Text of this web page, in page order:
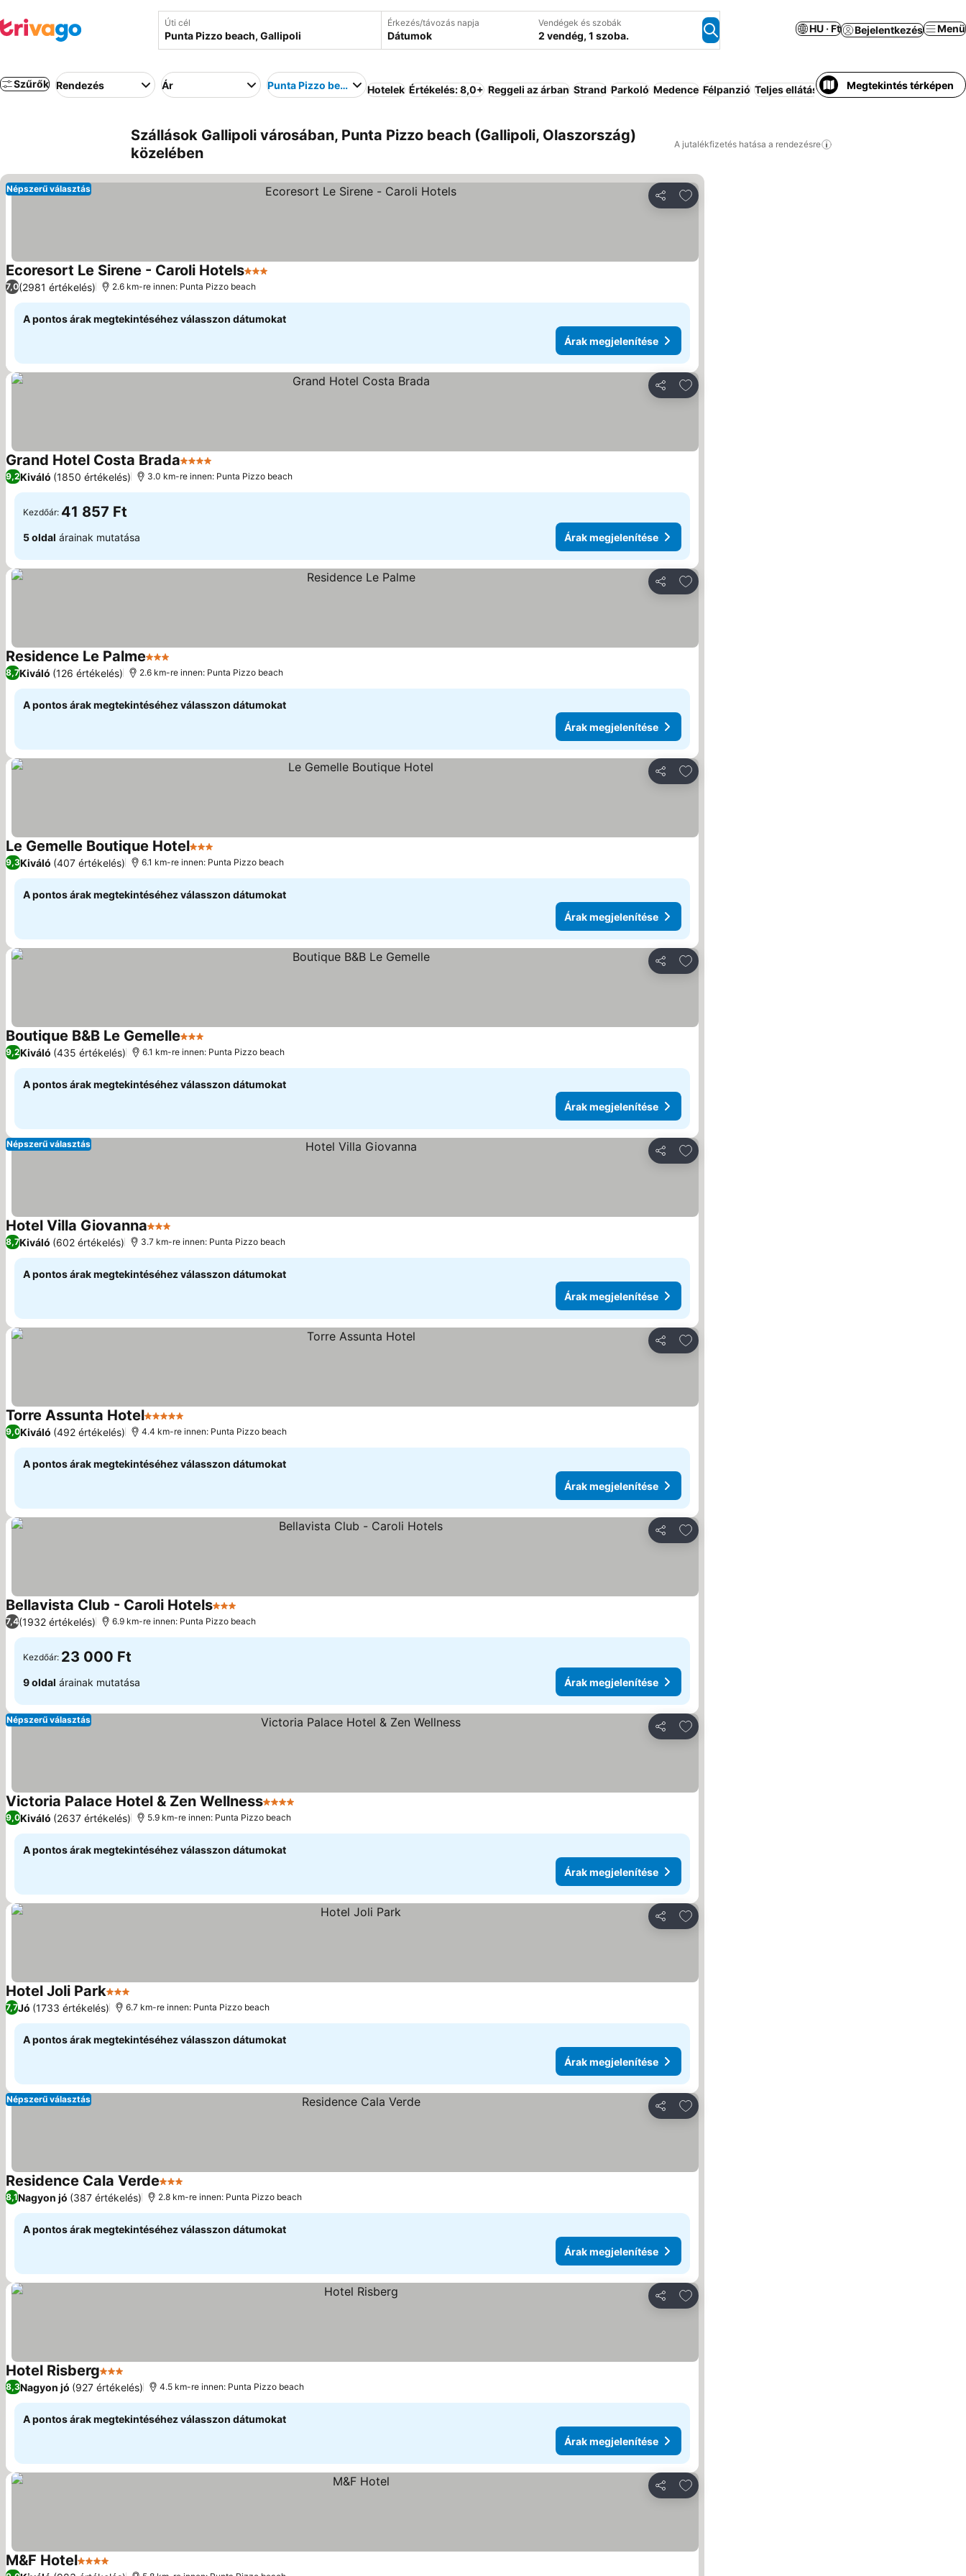
Úti cél Érkezés/távozás napja
Dátumok
Vendégek és szobák
2 vendég, 1 szoba.
HU · Ft Bejelentkezés Menü
Szűrők Rendezés Ár Punta Pizzo beach Hotelek Értékelés: 8,0+ Reggeli az árban Strand Parkoló Medence Félpanzió Teljes ellátás Kiadó ház/apartman
Megtekintés térképen
Szállások Gallipoli városában, Punta Pizzo beach (Gallipoli, Olaszország)
közelében
A jutalékfizetés hatása a rendezésre
Megosztás
Hozzáadás a kedvencekhez
Népszerű választás
Ecoresort Le Sirene - Caroli Hotels3 Kategória
7,0(2981 értékelés) 2.6 km-re innen: Punta Pizzo beach
A pontos árak megtekintéséhez válasszon dátumokat
Árak megjelenítése
Megosztás
Hozzáadás a kedvencekhez
Grand Hotel Costa Brada4 Kategória
9,2Kiváló (1850 értékelés) 3.0 km-re innen: Punta Pizzo beach
Kezdőár: 41 857 Ft
5 oldal árainak mutatása Árak megjelenítése
Megosztás
Hozzáadás a kedvencekhez
Residence Le Palme3 Kategória
8,7Kiváló (126 értékelés) 2.6 km-re innen: Punta Pizzo beach
A pontos árak megtekintéséhez válasszon dátumokat
Árak megjelenítése
Megosztás
Hozzáadás a kedvencekhez
Le Gemelle Boutique Hotel3 Kategória
9,3Kiváló (407 értékelés) 6.1 km-re innen: Punta Pizzo beach
A pontos árak megtekintéséhez válasszon dátumokat
Árak megjelenítése
Megosztás
Hozzáadás a kedvencekhez
Boutique B&B Le Gemelle3 Kategória
9,2Kiváló (435 értékelés) 6.1 km-re innen: Punta Pizzo beach
A pontos árak megtekintéséhez válasszon dátumokat
Árak megjelenítése
Megosztás
Hozzáadás a kedvencekhez
Népszerű választás
Hotel Villa Giovanna3 Kategória
8,7Kiváló (602 értékelés) 3.7 km-re innen: Punta Pizzo beach
A pontos árak megtekintéséhez válasszon dátumokat
Árak megjelenítése
Megosztás
Hozzáadás a kedvencekhez
Torre Assunta Hotel5 Kategória
9,0Kiváló (492 értékelés) 4.4 km-re innen: Punta Pizzo beach
A pontos árak megtekintéséhez válasszon dátumokat
Árak megjelenítése
Megosztás
Hozzáadás a kedvencekhez
Bellavista Club - Caroli Hotels3 Kategória
7,4(1932 értékelés) 6.9 km-re innen: Punta Pizzo beach
Kezdőár: 23 000 Ft
9 oldal árainak mutatása Árak megjelenítése
Megosztás
Hozzáadás a kedvencekhez
Népszerű választás
Victoria Palace Hotel & Zen Wellness4 Kategória
9,0Kiváló (2637 értékelés) 5.9 km-re innen: Punta Pizzo beach
A pontos árak megtekintéséhez válasszon dátumokat
Árak megjelenítése
Megosztás
Hozzáadás a kedvencekhez
Hotel Joli Park3 Kategória
7,7Jó (1733 értékelés) 6.7 km-re innen: Punta Pizzo beach
A pontos árak megtekintéséhez válasszon dátumokat
Árak megjelenítése
Megosztás
Hozzáadás a kedvencekhez
Népszerű választás
Residence Cala Verde3 Kategória
8,1Nagyon jó (387 értékelés) 2.8 km-re innen: Punta Pizzo beach
A pontos árak megtekintéséhez válasszon dátumokat
Árak megjelenítése
Megosztás
Hozzáadás a kedvencekhez
Hotel Risberg3 Kategória
8,3Nagyon jó (927 értékelés) 4.5 km-re innen: Punta Pizzo beach
A pontos árak megtekintéséhez válasszon dátumokat
Árak megjelenítése
Megosztás
Hozzáadás a kedvencekhez
M&F Hotel4 Kategória